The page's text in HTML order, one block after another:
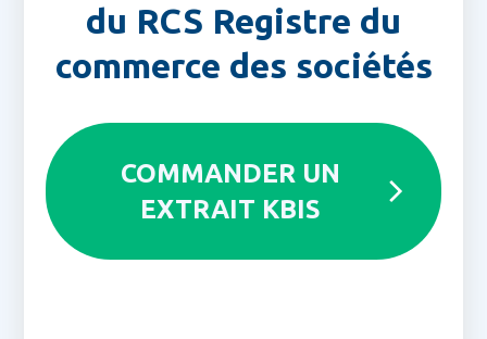
du RCS Registre du
commerce des sociétés
COMMANDER UN
EXTRAIT KBIS